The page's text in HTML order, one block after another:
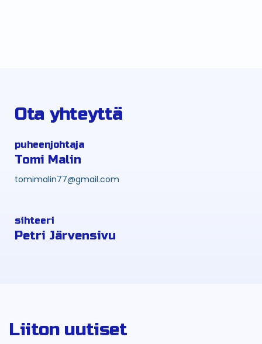
Ota yhteyttä
puheenjohtaja
Tomi Malin
tomimalin77@gmail.com
sihteeri
Petri Järvensivu
Liiton uutiset